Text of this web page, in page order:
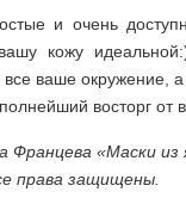
и очень
кожу
все ваше окружение,
восторг от
Францева «Маски из
права защищены.